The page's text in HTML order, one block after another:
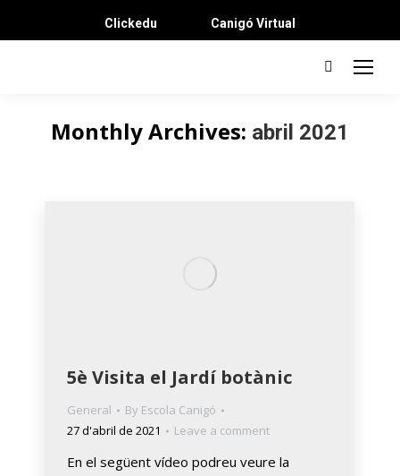
Clickedu Canigó Virtual
Search:
Monthly Archives: abril 2021
5è Visita el Jardí botànic
General By Escola Canigó
27 d'abril de 2021
Leave a comment
En el següent vídeo podreu veure la